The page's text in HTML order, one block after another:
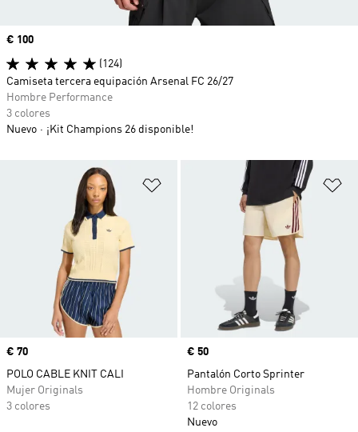
Añadir a la lista de deseos
Precio
€ 70
POLO CABLE KNIT CALI
Mujer Originals
3 colores
Precio
€ 50
Pantalón Corto Sprinter
Hombre Originals
12 colores
Nuevo
Precio
€ 100
(124)
Camiseta tercera equipación Arsenal FC 26/27
Hombre Performance
3 colores
Nuevo
¡Kit Champions 26 disponible!